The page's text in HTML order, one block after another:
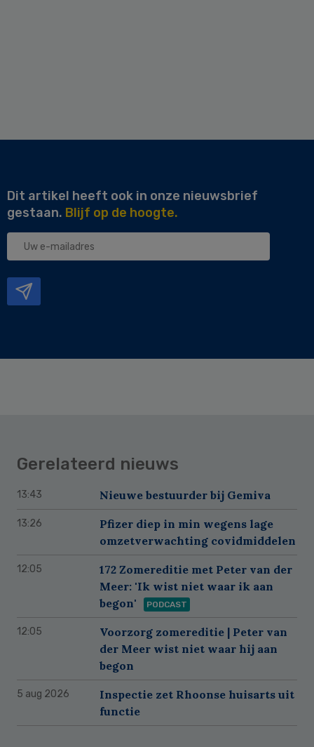
Dit artikel heeft ook in onze nieuwsbrief
gestaan. Blijf op de hoogte.
Uw
Gerelateerd nieuws
13:43 Nieuwe bestuurder bij Gemiva
13:26
Pfizer diep in min wegens lage
omzetverwachting covidmiddelen
12:05
172 Zomereditie met Peter van der
Meer: 'Ik wist niet waar ik aan
begon'
PODCAST
12:05
Voorzorg zomereditie | Peter van
der Meer wist niet waar hij aan
begon
5 aug 2026
Inspectie zet Rhoonse huisarts uit
functie